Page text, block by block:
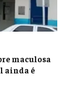
maculosa
ainda é